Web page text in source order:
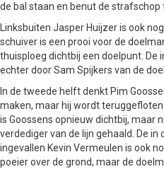
de bal staan en benut de strafschop
Linksbuiten Jasper Huijzer is ook
schuiver is een prooi voor de
thuisploeg dichtbij een doelpunt. De
echter door Sam Spijkers van de
In de tweede helft denkt Pim
maken, maar hij wordt
is Goossens opnieuw dichtbij, maar
verdediger van de lijn gehaald. De in
ingevallen Kevin Vermeulen is ook
poeier over de grond, maar de